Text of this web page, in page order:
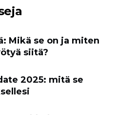
Mikä se on ja miten
siitä?
2025: mitä se